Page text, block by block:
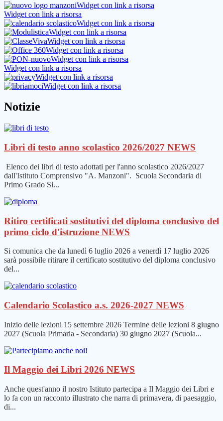
Widget con link a risorsa
Widget con link a risorsa
Widget con link a risorsa
Widget con link a risorsa
Widget con link a risorsa
Widget con link a risorsa
Widget con link a risorsa
Widget con link a risorsa
Widget con link a risorsa
Widget con link a risorsa
Notizie
Libri di testo anno scolastico 2026/2027 NEWS
Elenco dei libri di testo adottati per l'anno scolastico 2026/2027
dall'Istituto Comprensivo "A. Manzoni". Scuola Secondaria di
Primo Grado Si...
Ritiro certificati sostitutivi del diploma conclusivo del
primo ciclo d'istruzione NEWS
Si comunica che da lunedì 6 luglio 2026 a venerdì 17 luglio 2026
sarà possibile ritirare il certificato sostitutivo del diploma conclusivo
del...
Calendario Scolastico a.s. 2026-2027 NEWS
Inizio delle lezioni 15 settembre 2026 Termine delle lezioni 8 giugno
2027 (Scuola Primaria - Secondaria) 30 giugno 2027 (Scuola...
Il Maggio dei Libri 2026 NEWS
Anche quest'anno il nostro Istituto partecipa a Il Maggio dei Libri e
lo fa con un racconto illustrato che narra di primavera, di paesaggio,
di...